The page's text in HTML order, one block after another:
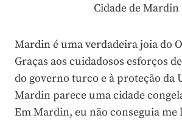
Cidade de Mardin
Mardin é uma verdadeira joia do
Graças aos cuidadosos esforços
do governo turco e à proteção da
Mardin parece uma cidade
Em Mardin, eu não conseguia me